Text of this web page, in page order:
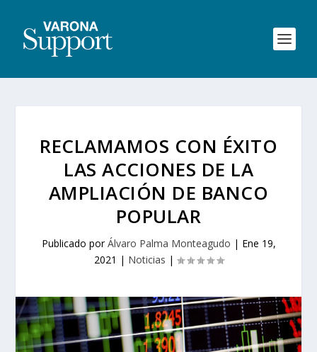
RECLAMAMOS CON ÉXITO
LAS ACCIONES DE LA
AMPLIACIÓN DE BANCO
POPULAR
Publicado porÁlvaro Palma Monteagudo | Ene 19,
2021 | Noticias |